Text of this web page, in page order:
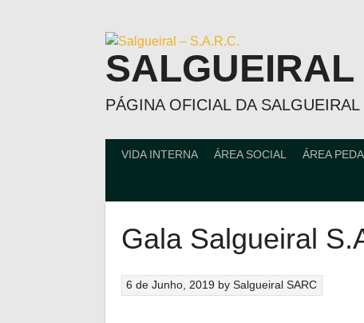
SALGUEIRAL
PÁGINA OFICIAL DA
VIDA INTERNA ÁREA SOCIAL ÁREA
Gala Salgueiral
6 de Junho, 2019 bySalgueiral SARC